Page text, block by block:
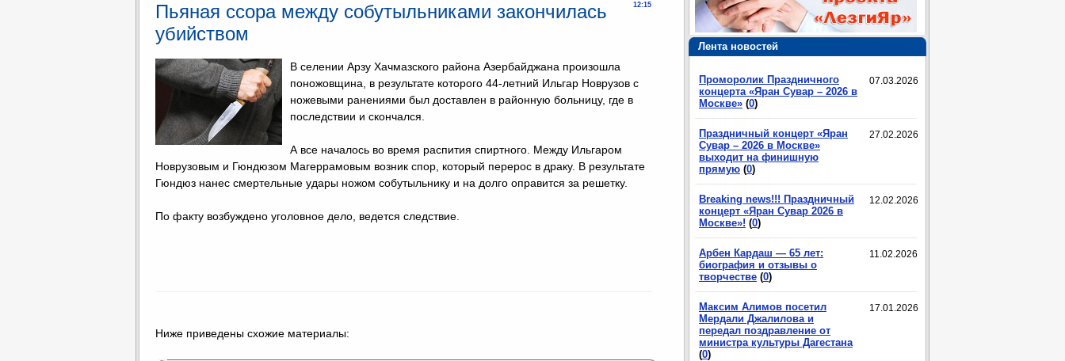
Лента новостей
07.03.2026
Проморолик Праздничного
концерта «Яран Сувар – 2026 в
Москве» (0)
27.02.2026
Праздничный концерт «Яран
Сувар – 2026 в Москве»
выходит на финишную
прямую (0)
12.02.2026
Breaking news!!! Праздничный
концерт «Яран Сувар 2026 в
Москве»! (0)
11.02.2026
Арбен Кардаш — 65 лет:
биография и отзывы о
творчестве (0)
17.01.2026
Максим Алимов посетил
Мердали Джалилова и
передал поздравление от
министра культуры Дагестана
(0)
12:15
Пьяная ссора между собутыльниками закончилась
убийством
В селении Арзу Хачмазского района Азербайджана произошла
поножовщина, в результате которого 44-летний Ильгар Новрузов с
ножевыми ранениями был доставлен в районную больницу, где в
последствии и скончался.
А все началось во время распития спиртного. Между Ильгаром
Новрузовым и Гюндюзом Магеррамовым возник спор, который перерос в драку. В результате
Гюндюз нанес смертельные удары ножом собутыльнику и на долго оправится за решетку.
По факту возбуждено уголовное дело, ведется следствие.
Ниже приведены схожие материалы: